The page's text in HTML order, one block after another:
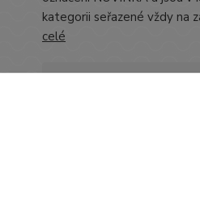
kategorii seřazené vždy na
celé
Zobrazit všechny novinky